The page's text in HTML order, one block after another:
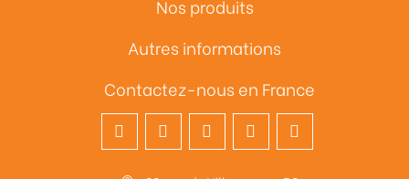
Nos produits
Autres informations
Contactez-nous en France